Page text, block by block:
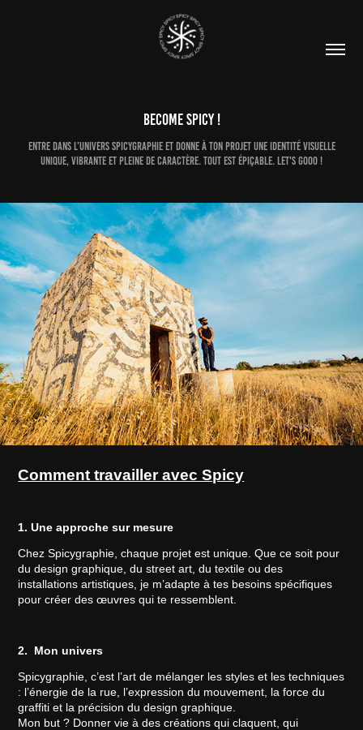
BECOME SPICY !
Entre dans l’univers Spicygraphie et donne à ton projet une identité visuelle
unique, vibrante et pleine de caractère. Tout est épiçable. Let's gooo !
Comment travailler avec Spicy
1. Une approche sur mesure
Chez Spicygraphie, chaque projet est unique. Que ce soit pour
du design graphique, du street art, du textile ou des
installations artistiques, je m’adapte à tes besoins spécifiques
pour créer des œuvres qui te ressemblent.
2. Mon univers
Spicygraphie, c’est l’art de mélanger les styles et les techniques
: l’énergie de la rue, l’expression du mouvement, la force du
graffiti et la précision du design graphique.
Mon but ? Donner vie à des créations qui claquent, qui